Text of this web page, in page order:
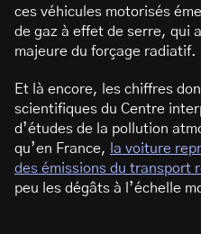
ces véhicules motorisés
de gaz à effet de serre, qui
majeure du forçage radiatif.
Et là encore, les chiffres
scientifiques du Centre
d’études de la pollution
qu’en France,
la voiture
des émissions du transport
peu les dégâts à l’échelle